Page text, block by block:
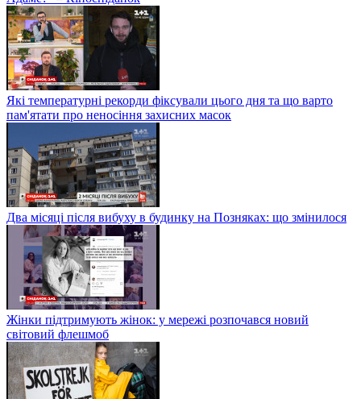
Які температурні рекорди фіксували цього дня та що варто
пам'ятати про неносіння захисних масок
Два місяці після вибуху в будинку на Позняках: що змінилося
Жінки підтримують жінок: у мережі розпочався новий
світовий флешмоб